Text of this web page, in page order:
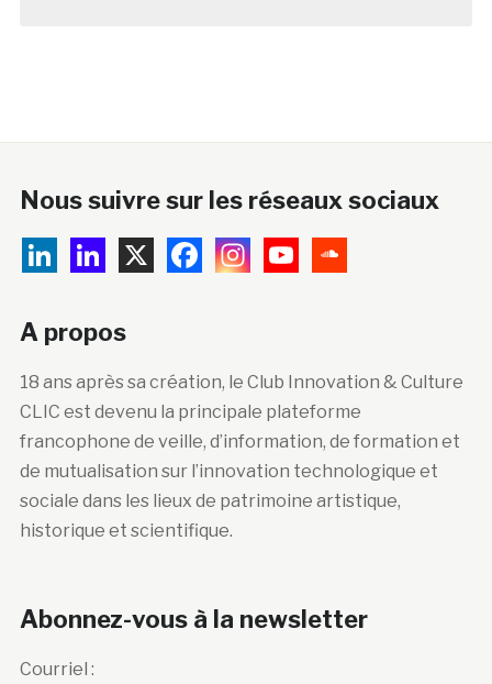
Nous suivre sur les réseaux sociaux
A propos
18 ans après sa création, le Club Innovation & Culture
CLIC est devenu la principale plateforme
francophone de veille, d’information, de formation et
de mutualisation sur l’innovation technologique et
sociale dans les lieux de patrimoine artistique,
historique et scientifique.
Abonnez-vous à la newsletter
Courriel :